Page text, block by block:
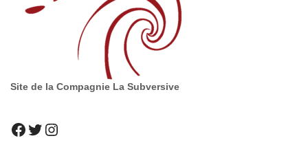
Site de la Compagnie La Subversive